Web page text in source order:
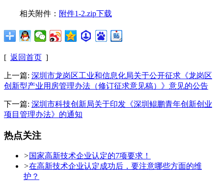
相关附件： 附件1-2.zip下载
[ 返回首页 ]
上一篇: 深圳市龙岗区工业和信息化局关于公开征求《龙岗区
创新型产业用房管理办法（修订征求意见稿）》意见的公告
下一篇: 深圳市科技创新局关于印发《深圳鲲鹏青年创新创业
项目管理办法》的通知
热点关注
>国家高新技术企业认定的7项要求！
>在高新技术企业认定成功后，要注意哪些方面的维
护？